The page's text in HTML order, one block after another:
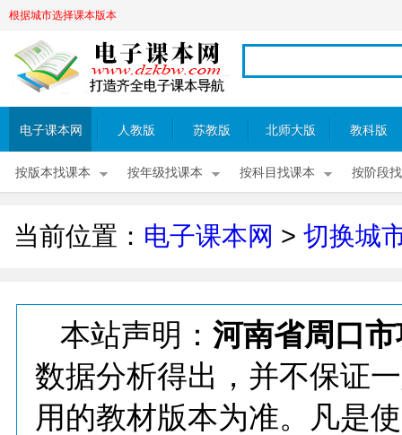
根据城市选择课本版本
电子课本网 人教版 苏教版 北师大版 教科版
按版本找课本 按年级找课本 按科目找课本 按阶段
当前位置： 电子课本网 > 切换城
本站声明： 河南省周口
数据分析得出，并不保证
用的教材版本为准。凡是